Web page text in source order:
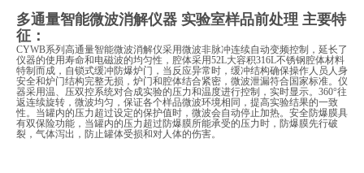
多通量智能微波消解仪器 实验室样品前处理 主要特
征：
CYWB系列高通量智能微波消解仪采用微波非脉冲连续自动变频控制，延长了
仪器的使用寿命和电磁波的均匀性，腔体采用52L大容积316L不锈钢腔体材料
特制而成，自锁式缓冲防爆炉门，当反应异常时，缓冲结构确保操作人员人身
安全和炉门结构完整无损，炉门和腔体结合紧密，微波泄漏符合国家标准。仪
器采用温、压双控系统对合成实验的压力和温度进行控制，实时显示。360°往
返连续旋转，微波均匀，保证各个样品微波环境相同，提高实验结果的一致
性。当罐内的压力超过设定的保护值时，微波会自动停止加热。安全防爆膜具
有双保险功能，当罐内的压力超过防爆膜所能承受的压力时，防爆膜先行破
裂，气体泻出，防止罐体受损和对人体的伤害。